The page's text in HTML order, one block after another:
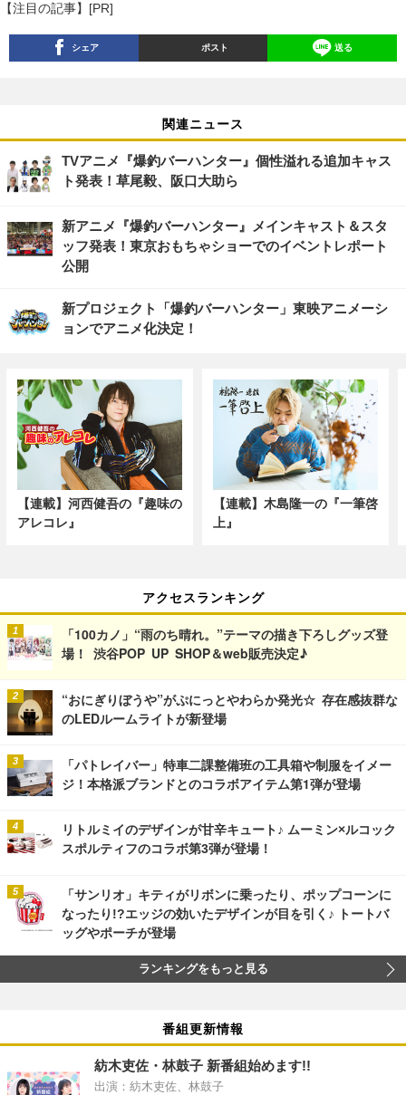
【注目の記事】[PR]
シェア ポスト 送る
関連ニュース
TVアニメ『爆釣バーハンター』個性溢れる追加キャス
ト発表！草尾毅、阪口大助ら
新アニメ『爆釣バーハンター』メインキャスト＆スタ
ッフ発表！東京おもちゃショーでのイベントレポート
公開
新プロジェクト「爆釣バーハンター」東映アニメーシ
ョンでアニメ化決定！
【連載】河西健吾の『趣味の
アレコレ』
【連載】木島隆一の『一筆啓
上』
アクセスランキング
「100カノ」“雨のち晴れ。”テーマの描き下ろしグッズ登
場！ 渋谷POP UP SHOP＆web販売決定♪
“おにぎりぼうや”がぷにっとやわらか発光☆ 存在感抜群な
のLEDルームライトが新登場
「パトレイバー」特車二課整備班の工具箱や制服をイメー
ジ！本格派ブランドとのコラボアイテム第1弾が登場
リトルミイのデザインが甘辛キュート♪ ムーミン×ルコック
スポルティフのコラボ第3弾が登場！
「サンリオ」キティがリボンに乗ったり、ポップコーンに
なったり!?エッジの効いたデザインが目を引く♪ トートバ
ッグやポーチが登場
ランキングをもっと見る
番組更新情報
紡木吏佐・林鼓子 新番組始めます!!
出演：紡木吏佐、林鼓子